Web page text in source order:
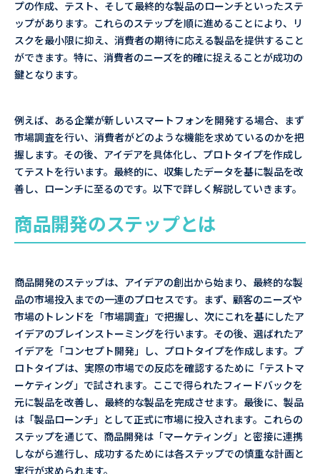
プの作成、テスト、そして最終的な製品のローンチといったステ
ップがあります。これらのステップを順に進めることにより、リ
スクを最小限に抑え、消費者の期待に応える製品を提供すること
ができます。特に、消費者のニーズを的確に捉えることが成功の
鍵となります。
例えば、ある企業が新しいスマートフォンを開発する場合、まず
市場調査を行い、消費者がどのような機能を求めているのかを把
握します。その後、アイデアを具体化し、プロトタイプを作成し
てテストを行います。最終的に、収集したデータを基に製品を改
善し、ローンチに至るのです。以下で詳しく解説していきます。
商品開発のステップとは
商品開発のステップは、アイデアの創出から始まり、最終的な製
品の市場投入までの一連のプロセスです。まず、顧客のニーズや
市場のトレンドを「市場調査」で把握し、次にこれを基にしたア
イデアのブレインストーミングを行います。その後、選ばれたア
イデアを「コンセプト開発」し、プロトタイプを作成します。プ
ロトタイプは、実際の市場での反応を確認するために「テストマ
ーケティング」で試されます。ここで得られたフィードバックを
元に製品を改善し、最終的な製品を完成させます。最後に、製品
は「製品ローンチ」として正式に市場に投入されます。これらの
ステップを通じて、商品開発は「マーケティング」と密接に連携
しながら進行し、成功するためには各ステップでの慎重な計画と
実行が求められます。